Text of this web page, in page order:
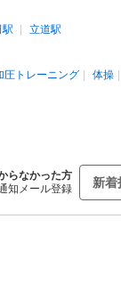
駅
立道駅
圧トレーニング 体操
らなかった方
知メール登録
新着